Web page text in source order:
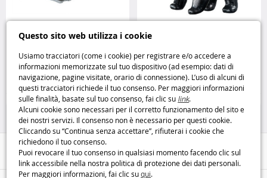
Questo sito web utilizza i cookie
Usiamo tracciatori (come i cookie) per registrare e/o accedere a
informazioni memorizzate sul tuo dispositivo (ad esempio: dati di
navigazione, pagine visitate, orario di connessione). L’uso di alcuni di
questi tracciatori richiede il tuo consenso. Per maggiori informazioni
sulle finalità, basate sul tuo consenso, fai clic su link.
Alcuni cookie sono necessari per il corretto funzionamento del sito e
dei nostri servizi. Il consenso non è necessario per questi cookie.
Cliccando su “Continua senza accettare”, rifiuterai i cookie che
richiedono il tuo consenso.
Puoi revocare il tuo consenso in qualsiasi momento facendo clic sul
link accessibile nella nostra politica di protezione dei dati personali.
Per maggiori informazioni, fai clic suqui.
Star Wars Force Link Kit di Base –
il braccialetto interattivo
,99€
Figurine
Portachiavi Playmobil panda
3,99€
Playmobil
Aiuto / Contatti